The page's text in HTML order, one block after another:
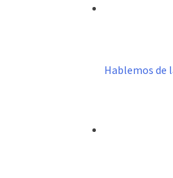
Hablemos de